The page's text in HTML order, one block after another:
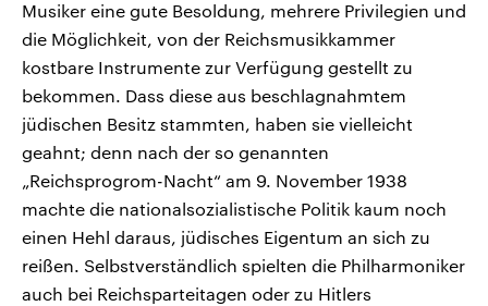
Musiker eine gute Besoldung, mehrere Privilegien und
die Möglichkeit, von der Reichsmusikkammer
kostbare Instrumente zur Verfügung gestellt zu
bekommen. Dass diese aus beschlagnahmtem
jüdischen Besitz stammten, haben sie vielleicht
geahnt; denn nach der so genannten
„Reichsprogrom-Nacht“ am 9. November 1938
machte die nationalsozialistische Politik kaum noch
einen Hehl daraus, jüdisches Eigentum an sich zu
reißen. Selbstverständlich spielten die Philharmoniker
auch bei Reichsparteitagen oder zu Hitlers